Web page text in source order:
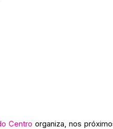
Centro organiza, nos